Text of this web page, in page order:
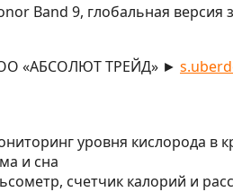
Band 9, глобальная версия
«АБСОЛЮТ ТРЕЙД» ►
уровня кислорода в
и сна
счетчик калорий и